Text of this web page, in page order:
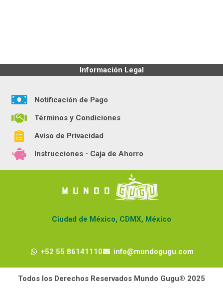
Información Legal
Notificación de Pago
Términos y Condiciones
Aviso de Privacidad
Instrucciones - Caja de Ahorro
Ciudad de México, CDMX, México
+52 55 86141110 info@mundogugu.com
Todos los Derechos Reservados Mundo Gugu® 2025